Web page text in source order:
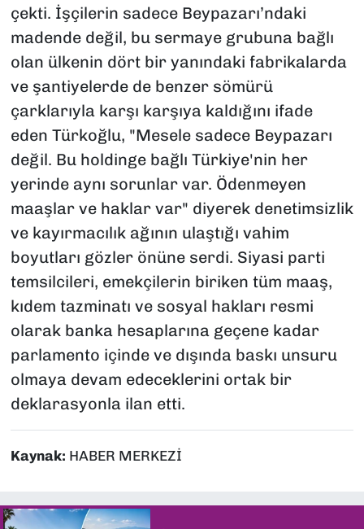
çekti. İşçilerin sadece Beypazarı’ndaki
madende değil, bu sermaye grubuna bağlı
olan ülkenin dört bir yanındaki fabrikalarda
ve şantiyelerde de benzer sömürü
çarklarıyla karşı karşıya kaldığını ifade
eden Türkoğlu, "Mesele sadece Beypazarı
değil. Bu holdinge bağlı Türkiye'nin her
yerinde aynı sorunlar var. Ödenmeyen
maaşlar ve haklar var" diyerek denetimsizlik
ve kayırmacılık ağının ulaştığı vahim
boyutları gözler önüne serdi. Siyasi parti
temsilcileri, emekçilerin biriken tüm maaş,
kıdem tazminatı ve sosyal hakları resmi
olarak banka hesaplarına geçene kadar
parlamento içinde ve dışında baskı unsuru
olmaya devam edeceklerini ortak bir
deklarasyonla ilan etti.
Kaynak: HABER MERKEZİ